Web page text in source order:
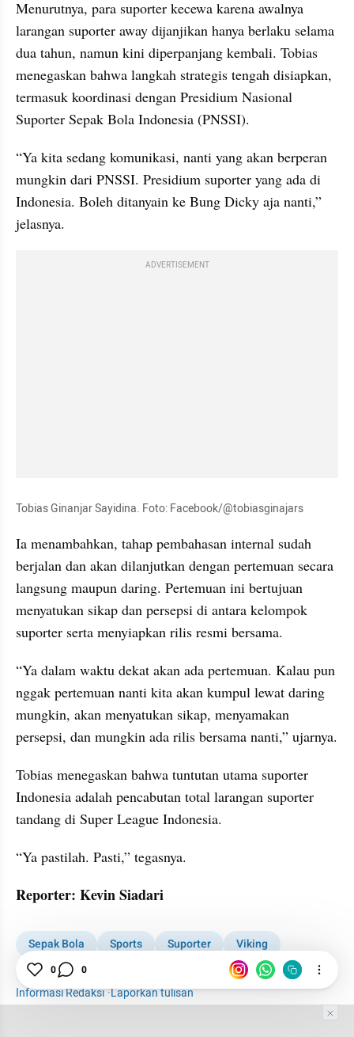
Menurutnya, para suporter kecewa karena awalnya
larangan suporter away dijanjikan hanya berlaku selama
dua tahun, namun kini diperpanjang kembali. Tobias
menegaskan bahwa langkah strategis tengah disiapkan,
termasuk koordinasi dengan Presidium Nasional
Suporter Sepak Bola Indonesia (PNSSI).
“Ya kita sedang komunikasi, nanti yang akan berperan
mungkin dari PNSSI. Presidium suporter yang ada di
Indonesia. Boleh ditanyain ke Bung Dicky aja nanti,”
jelasnya.
ADVERTISEMENT
Tobias Ginanjar Sayidina. Foto: Facebook/@tobiasginajars
Ia menambahkan, tahap pembahasan internal sudah
berjalan dan akan dilanjutkan dengan pertemuan secara
langsung maupun daring. Pertemuan ini bertujuan
menyatukan sikap dan persepsi di antara kelompok
suporter serta menyiapkan rilis resmi bersama.
“Ya dalam waktu dekat akan ada pertemuan. Kalau pun
nggak pertemuan nanti kita akan kumpul lewat daring
mungkin, akan menyatukan sikap, menyamakan
persepsi, dan mungkin ada rilis bersama nanti,” ujarnya.
Tobias menegaskan bahwa tuntutan utama suporter
Indonesia adalah pencabutan total larangan suporter
tandang di Super League Indonesia.
“Ya pastilah. Pasti,” tegasnya.
Reporter: Kevin Siadari
Sepak Bola Sports Suporter
Viking
Super League
Informasi Redaksi·Laporkan tulisan
0 0